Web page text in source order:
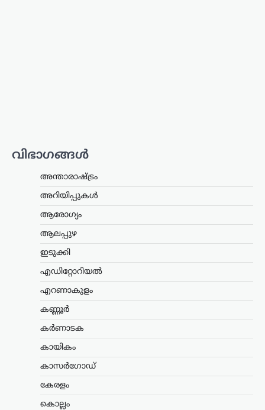
വിഭാഗങ്ങൾ
അന്താരാഷ്ട്രം
അറിയിപ്പുകൾ
ആരോഗ്യം
ആലപ്പുഴ
ഇടുക്കി
എഡിറ്റോറിയൽ
എറണാകുളം
കണ്ണൂർ
കർണാടക
കായികം
കാസർഗോഡ്
കേരളം
കൊല്ലം
ട്രെൻഡിംഗ്,ദേശീയം,ലേറ്റസ്റ്റ് ന്യൂസ്
‘ക്വിറ്റ് ഇന്ത്യ’ ആഹ്വാനം
പുതിയ ഊർജ്ജം
പകർന്നു: പ്രധാനമന്ത്രി
മോദി
പ്രസ്ഥാനത്തിന്റെ വാർഷിക ദിനത്തിൽ
ആദരാഞ്ജലി അർപ്പിച്ച് പ്രധാനമന്ത്രി
ധൈര്യവും ത്യാഗവും വരും